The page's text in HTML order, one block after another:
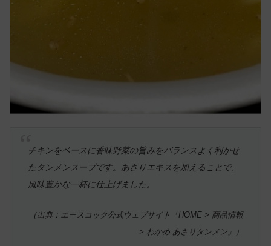
チキンをベースに香味野菜の旨みをバランスよく利かせ
たタンメンスープです。あさりエキスを加えることで、
風味豊かな一杯に仕上げました。
（出典：エースコック公式ウェブサイト「HOME > 商品情報
> わかめ あさりタンメン」）